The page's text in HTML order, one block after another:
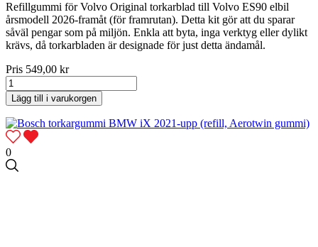
Refillgummi för Volvo Original torkarblad till Volvo ES90 elbil
årsmodell 2026-framåt (för framrutan). Detta kit gör att du sparar
såväl pengar som på miljön. Enkla att byta, inga verktyg eller dylikt
krävs, då torkarbladen är designade för just detta ändamål.
Pris 549,00 kr
Lägg till i varukorgen
0